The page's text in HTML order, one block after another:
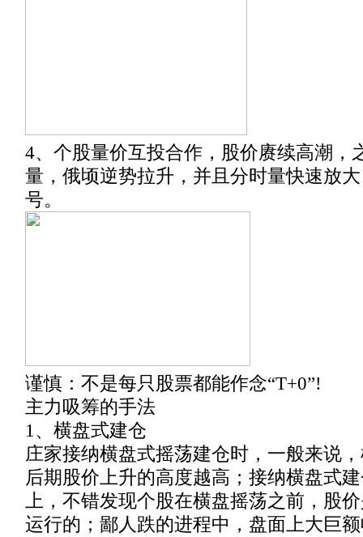
4、个股量价互投合作，股价赓续高潮，
量，俄顷逆势拉升，并且分时量快速放
号。
谨慎：不是每只股票都能作念“T+0”!
主力吸筹的手法
1、横盘式建仓
庄家接纳横盘式摇荡建仓时，一般来说
后期股价上升的高度越高；接纳横盘式
上，不错发现个股在横盘摇荡之前，股
运行的；鄙人跌的进程中，盘面上大巨